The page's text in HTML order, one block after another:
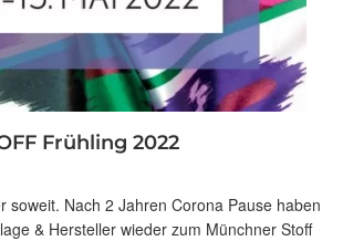
Frühling 2022
soweit. Nach 2 Jahren Corona Pause haben
& Hersteller wieder zum Münchner Stoff